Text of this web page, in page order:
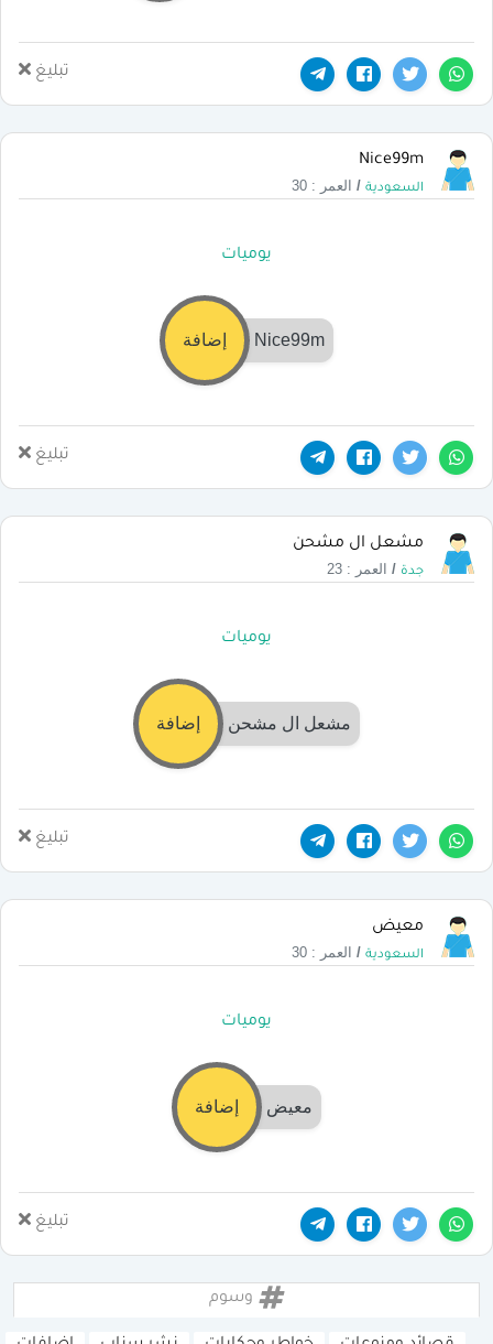
تبليغ
Nice99m
السعودية / العمر : 30
يوميات
Nice99m إضافة
تبليغ
مشعل ال مشحن
جدة / العمر : 23
يوميات
مشعل ال مشحن إضافة
تبليغ
معيض
السعودية / العمر : 30
يوميات
معيض إضافة
تبليغ
وسوم